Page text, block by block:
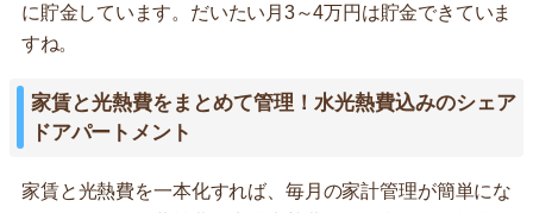
に貯金しています。だいたい月3～4万円は貯金できていま
すね。
家賃と光熱費をまとめて管理！水光熱費込みのシェア
ドアパートメント
家賃と光熱費を一本化すれば、毎月の家計管理が簡単にな